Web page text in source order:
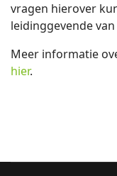
vragen hierover
leidinggevende
Meer informatie
hier.